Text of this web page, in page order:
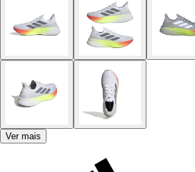
Ver mais